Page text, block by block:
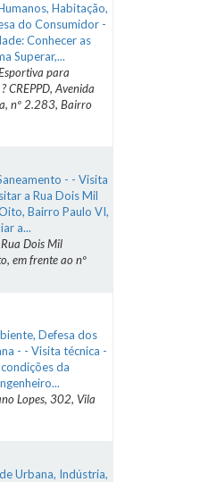
Habitação,
do Consumidor -
Conhecer as
Superar,...
para
CREPPD, Avenida
nº 2.283, Bairro
- - Visita
a Rua Dois Mil
Bairro Paulo VI,
a...
Dois Mil
em frente ao nº
Defesa dos
- - Visita técnica -
da
Lopes, 302, Vila
Urbana, Indústria,